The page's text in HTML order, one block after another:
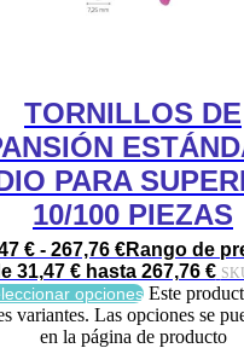
TORNILLOS DE
PARA
10/100 PIEZAS
€ - 267,76 €Rango de
31,47 € hasta 267,76 €
opciones Este
variantes. Las opciones se
en la página de producto